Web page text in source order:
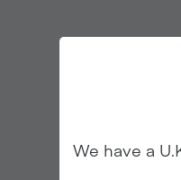
We have a